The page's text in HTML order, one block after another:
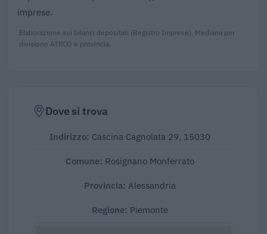
imprese.
Elaborazione sui bilanci depositati (Registro Imprese). Mediana per
divisione ATECO e provincia.
Dove si trova
Indirizzo: Cascina Cagnolata 29, 15030
Comune: Rosignano Monferrato
Provincia: Alessandria
Regione: Piemonte